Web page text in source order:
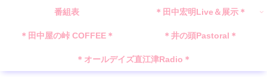
番組表 ＊田中宏明Live＆展示＊
＊田中屋の峠 COFFEE＊ ＊井の頭Pastoral＊
＊オールデイズ直江津Radio＊